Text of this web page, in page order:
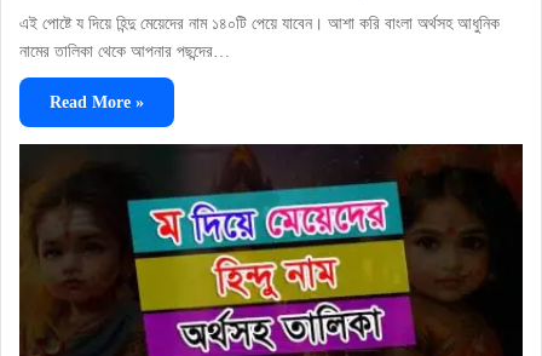
এই পোষ্টে য দিয়ে হিন্দু মেয়েদের নাম ১৪০টি পেয়ে যাবেন। আশা করি বাংলা অর্থসহ আধুনিক
নামের তালিকা থেকে আপনার পছন্দের…
Read More »